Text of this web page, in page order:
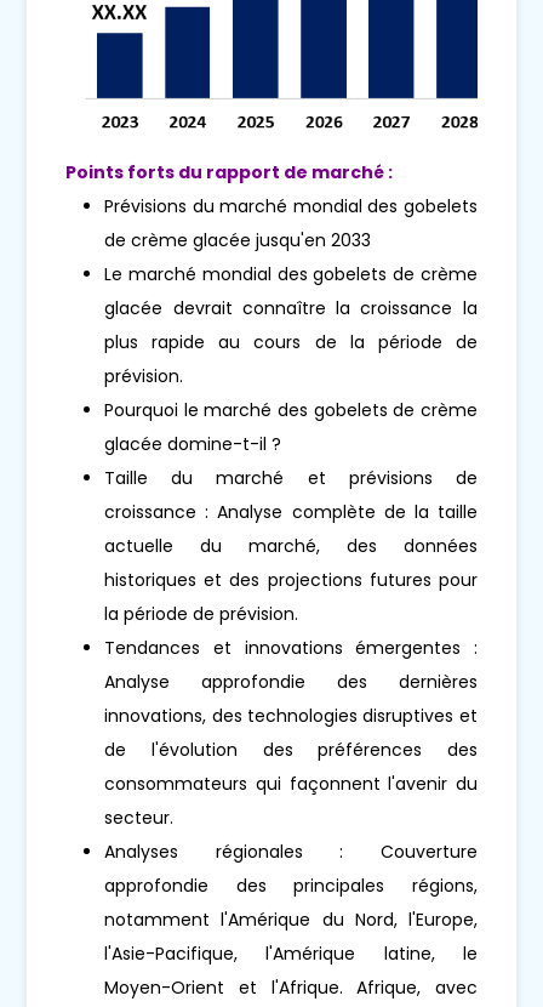
Points forts du rapport de marché :
Prévisions du marché mondial des gobelets
de crème glacée jusqu'en 2033
Le marché mondial des gobelets de crème
glacée devrait connaître la croissance la
plus rapide au cours de la période de
prévision.
Pourquoi le marché des gobelets de crème
glacée domine-t-il ?
Taille du marché et prévisions de
croissance : Analyse complète de la taille
actuelle du marché, des données
historiques et des projections futures pour
la période de prévision.
Tendances et innovations émergentes :
Analyse approfondie des dernières
innovations, des technologies disruptives et
de l'évolution des préférences des
consommateurs qui façonnent l'avenir du
secteur.
Analyses régionales : Couverture
approfondie des principales régions,
notamment l'Amérique du Nord, l'Europe,
l'Asie-Pacifique, l'Amérique latine, le
Moyen-Orient et l'Afrique. Afrique, avec